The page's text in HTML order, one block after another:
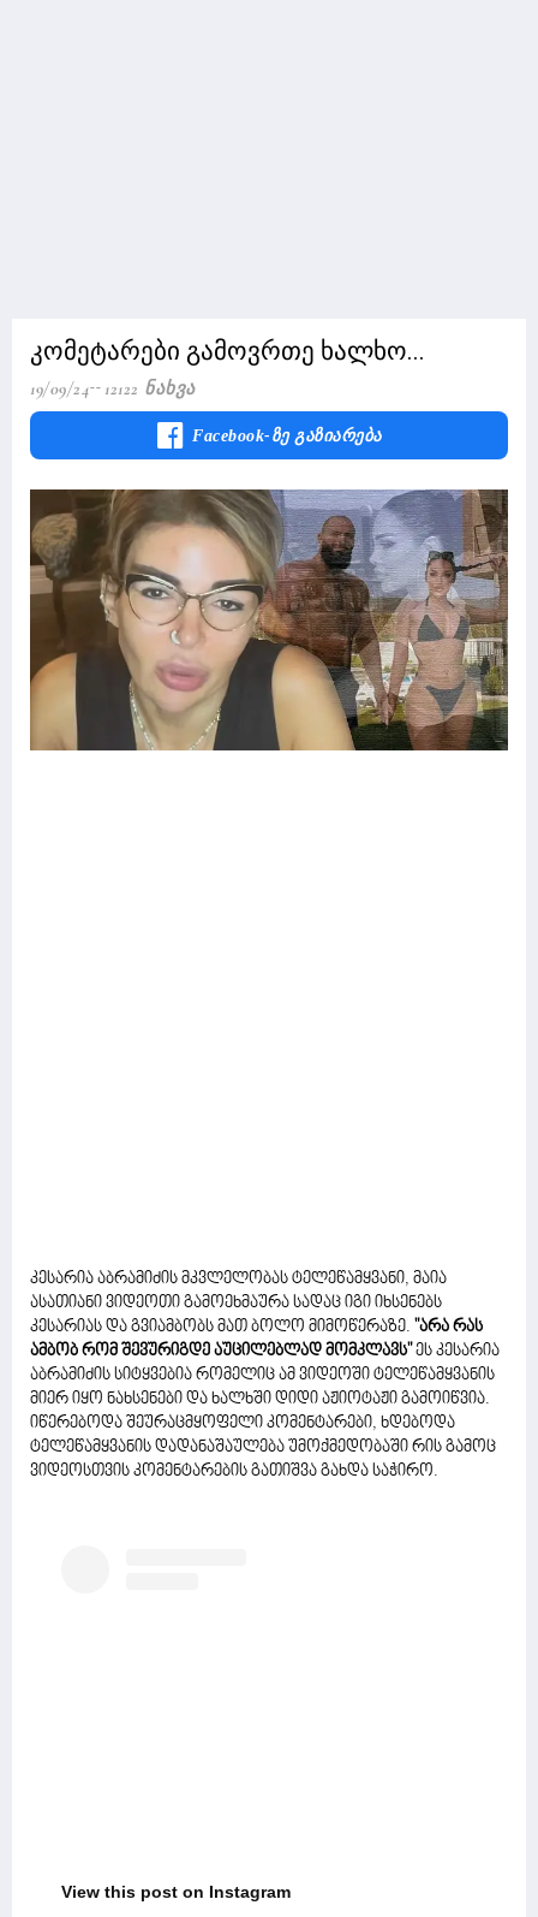
კომეტარები გამოვრთე ხალხო...
19/09/24 12122 Ნახვა
Facebook-Ზე Გაზიარება
კესარია აბრამიძის მკვლელობას ტელეწამყვანი, მაია
ასათიანი ვიდეოთი გამოეხმაურა სადაც იგი იხსენებს
კესარიას და გვიამბობს მათ ბოლო მიმოწერაზე. "არა რას
ამბობ რომ შევურიგდე აუცილებლად მომკლავს" ეს კესარია
აბრამიძის სიტყვებია რომელიც ამ ვიდეოში ტელეწამყვანის
მიერ იყო ნახსენები და ხალხში დიდი აჟიოტაჟი გამოიწვია.
იწერებოდა შეურაცმყოფელი კომენტარები, ხდებოდა
ტელეწამყვანის დადანაშაულება უმოქმედობაში რის გამოც
ვიდეოსთვის კომენტარების გათიშვა გახდა საჭირო.
View this post on Instagram